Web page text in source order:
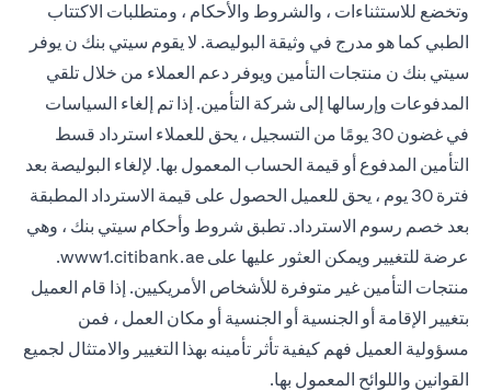
وتخضع للاستثناءات ، والشروط والأحكام ، ومتطلبات الاكتتاب
الطبي كما هو مدرج في وثيقة البوليصة. لا يقوم سيتي بنك ن يوفر
سيتي بنك ن منتجات التأمين ويوفر دعم العملاء من خلال تلقي
المدفوعات وإرسالها إلى شركة التأمين. إذا تم إلغاء السياسات
في غضون 30 يومًا من التسجيل ، يحق للعملاء استرداد قسط
التأمين المدفوع أو قيمة الحساب المعمول بها. لإلغاء البوليصة بعد
فترة 30 يوم ، يحق للعميل الحصول على قيمة الاسترداد المطبقة
بعد خصم رسوم الاسترداد. تطبق شروط وأحكام سيتي بنك ، وهي
عرضة للتغيير ويمكن العثور عليها على www1.citibank.ae
(opens in a new tab)
.
منتجات التأمين غير متوفرة للأشخاص الأمريكيين. إذا قام العميل
بتغيير الإقامة أو الجنسية أو الجنسية أو مكان العمل ، فمن
مسؤولية العميل فهم كيفية تأثر تأمينه بهذا التغيير والامتثال لجميع
القوانين واللوائح المعمول بها.